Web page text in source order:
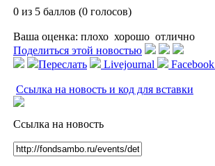
0 из 5 баллов (0 голосов)
Ваша оценка: плохо хорошо отлично
Поделиться этой новостью
Переслать
Livejournal Facebook
Ссылка на новость и код для вставки
Ссылка на новость